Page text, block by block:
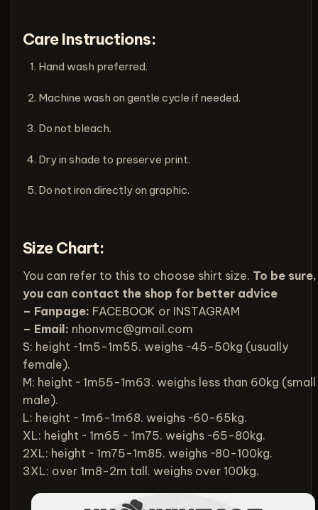
Care Instructions:
Hand wash preferred.
Machine wash on gentle cycle if needed.
Do not bleach.
Dry in shade to preserve print.
Do not iron directly on graphic.
Size Chart:
You can refer to this to choose shirt size. To be sure,
you can contact the shop for better advice
– Fanpage: FACEBOOK or INSTAGRAM
– Email: nhonvmc@gmail.com
S: height ~1m5-1m55. weighs ~45-50kg (usually
female).
M: height ~ 1m55-1m63. weighs less than 60kg (small
male).
L: height ~ 1m6-1m68. weighs ~60-65kg.
XL: height ~ 1m65 ~ 1m75. weighs ~65-80kg.
2XL: height ~ 1m75-1m85. weighs ~80-100kg.
3XL: over 1m8-2m tall. weighs over 100kg.